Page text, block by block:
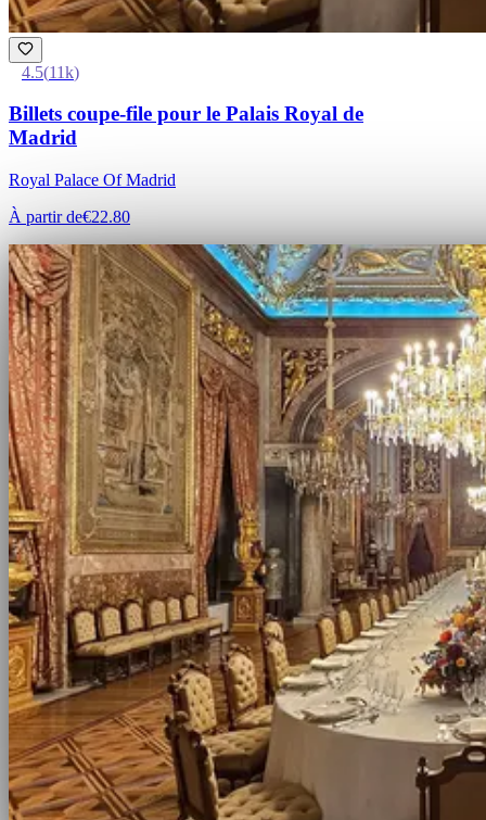
4.5(11k)
Billets coupe-file pour le Palais Royal de
Madrid
Royal Palace Of Madrid
À partir de€22.80